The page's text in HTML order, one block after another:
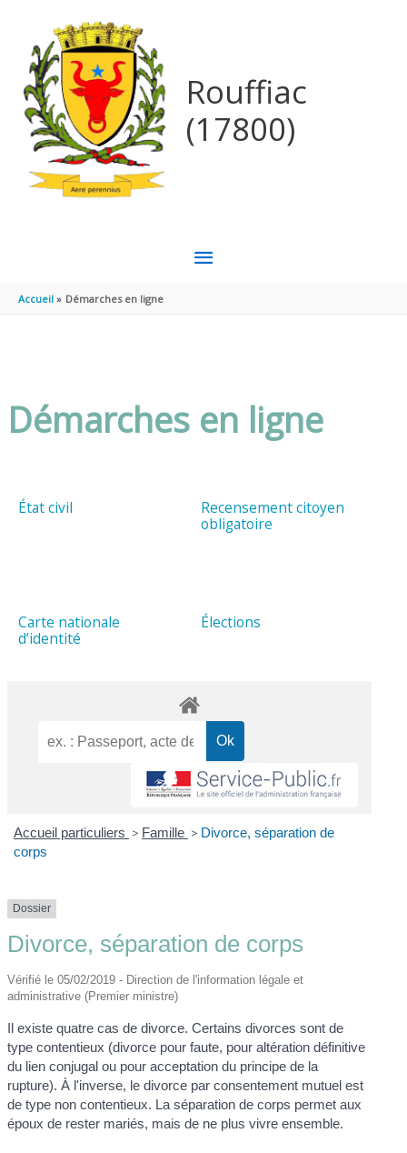
Rouffiac
(17800)
MENU
Accueil Démarches en ligne
Démarches en ligne
État civil
Recensement citoyen
obligatoire
Carte nationale
d’identité
Élections
Accueil particuliers > Famille > Divorce, séparation de
corps
Dossier
Divorce, séparation de corps
Vérifié le 05/02/2019 - Direction de l'information légale et
administrative (Premier ministre)
Il existe quatre cas de divorce. Certains divorces sont de
type contentieux (divorce pour faute, pour altération définitive
du lien conjugal ou pour acceptation du principe de la
rupture). À l'inverse, le divorce par consentement mutuel est
de type non contentieux. La séparation de corps permet aux
époux de rester mariés, mais de ne plus vivre ensemble.